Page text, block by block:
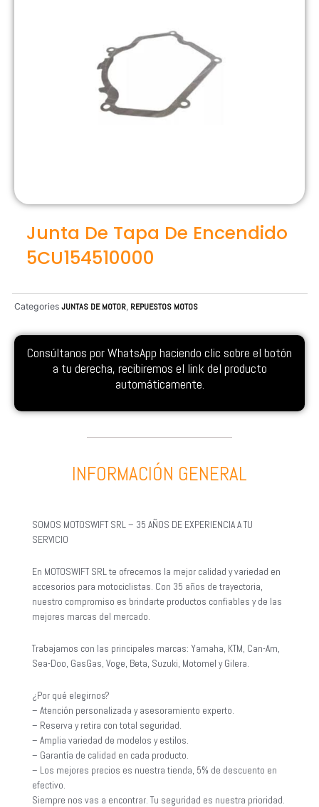
Junta De Tapa De Encendido
5CU154510000
Categories JUNTAS DE MOTOR, REPUESTOS MOTOS
Consúltanos por WhatsApp haciendo clic sobre el botón
a tu derecha, recibiremos el link del producto
automáticamente.
INFORMACIÓN GENERAL
SOMOS MOTOSWIFT SRL – 35 AÑOS DE EXPERIENCIA A TU
SERVICIO
En MOTOSWIFT SRL te ofrecemos la mejor calidad y variedad en
accesorios para motociclistas. Con 35 años de trayectoria,
nuestro compromiso es brindarte productos confiables y de las
mejores marcas del mercado.
Trabajamos con las principales marcas: Yamaha, KTM, Can-Am,
Sea-Doo, GasGas, Voge, Beta, Suzuki, Motomel y Gilera.
¿Por qué elegirnos?
– Atención personalizada y asesoramiento experto.
– Reserva y retira con total seguridad.
– Amplia variedad de modelos y estilos.
– Garantía de calidad en cada producto.
– Los mejores precios es nuestra tienda, 5% de descuento en
efectivo.
Siempre nos vas a encontrar. Tu seguridad es nuestra prioridad.